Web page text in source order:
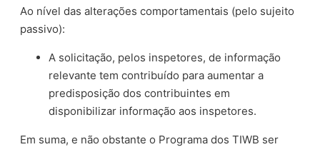
Ao nível das alterações comportamentais (pelo sujeito
passivo):
A solicitação, pelos inspetores, de informação
relevante tem contribuído para aumentar a
predisposição dos contribuintes em
disponibilizar informação aos inspetores.
Em suma, e não obstante o Programa dos TIWB ser